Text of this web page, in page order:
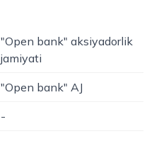
"Open bank" aksiyadorlik
jamiyati
"Open bank" AJ
-